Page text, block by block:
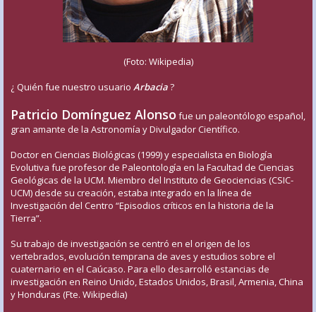
(Foto: Wikipedia)
¿ Quién fue nuestro usuario Arbacia?
Patricio Domínguez Alonso fue un paleontólogo español,
gran amante de la Astronomía y Divulgador Científico.
Doctor en Ciencias Biológicas (1999) y especialista en Biología
Evolutiva fue profesor de Paleontología en la Facultad de Ciencias
Geológicas de la UCM. Miembro del Instituto de Geociencias (CSIC-
UCM) desde su creación, estaba integrado en la línea de
Investigación del Centro “Episodios críticos en la historia de la
Tierra”.
Su trabajo de investigación se centró en el origen de los
vertebrados, evolución temprana de aves y estudios sobre el
cuaternario en el Caúcaso. Para ello desarrolló estancias de
investigación en Reino Unido, Estados Unidos, Brasil, Armenia, China
y Honduras (Fte. Wikipedia)